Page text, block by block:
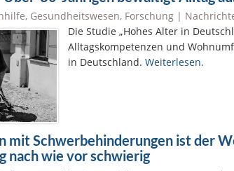
, Gesundheitswesen, Forschung |
Die Studie „Hohes Alter in
Alltagskompetenzen und
in Deutschland. Weiterlesen.
mit Schwerbehinderungen ist der
nach wie vor schwierig